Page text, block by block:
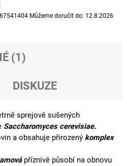
Můžeme doručit do: 12.8.2026
(1)
DISKUZE
sprejově sušených
Saccharomyces cerevisiae.
a obsahuje přirozený komplex
příznivě působí na obnovu